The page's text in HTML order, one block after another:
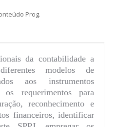
Prog.
da contabilidade a
modelos de
aos instrumentos
os requerimentos para
reconhecimento e
financeiros, identificar